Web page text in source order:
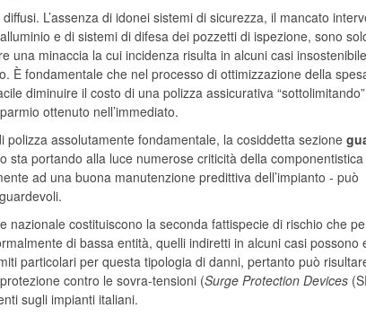
L’assenza di idonei sistemi di sicurezza, il mancato
e di sistemi di difesa dei pozzetti di ispezione, sono
una minaccia la cui incidenza risulta in alcuni casi
È fondamentale che nel processo di ottimizzazione della
diminuire il costo di una polizza assicurativa
ottenuto nell’immediato.
assolutamente fondamentale, la cosiddetta sezione
sta portando alla luce numerose criticità della componentistica
ad una buona manutenzione predittiva dell’impianto - può
nazionale costituiscono la seconda fattispecie di rischio che
di bassa entità, quelli indiretti in alcuni casi possono
particolari per questa tipologia di danni, pertanto può
contro le sovra-tensioni (Surge Protection Devices
sugli impianti italiani.